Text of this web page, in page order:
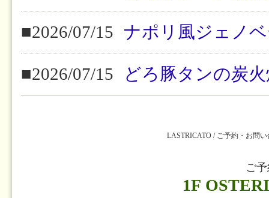
■2026/07/15 ナポリ風ジェノ
■2026/07/15 どろ豚タンの炭
LASTRICATO / ご予約・お問い
ご
1F